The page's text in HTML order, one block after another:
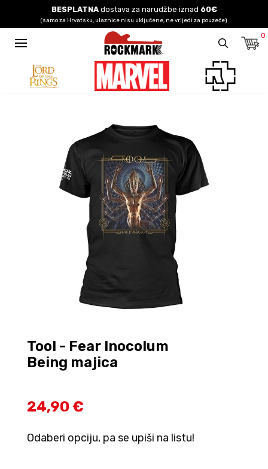
BESPLATNAdostava za narudžbe iznad 60€
(samo za Hrvatsku, ulaznice nisu uključene, ne vrijedi za pouzeće)
0
Tool - Fear Inocolum
Being majica
24,90 €
Odaberi opciju, pa se upiši na listu!